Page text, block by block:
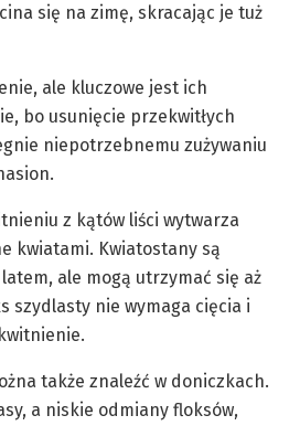
się na zimę, skracając je tuż
ale kluczowe jest ich
bo usunięcie przekwitłych
niepotrzebnemu zużywaniu
z kątów liści wytwarza
kwiatami. Kwiatostany są
ale mogą utrzymać się aż
szydlasty nie wymaga cięcia i
także znaleźć w doniczkach.
a niskie odmiany floksów,